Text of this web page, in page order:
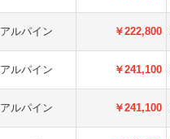
アルパイン ￥222,800
アルパイン ￥241,100
アルパイン ￥241,100